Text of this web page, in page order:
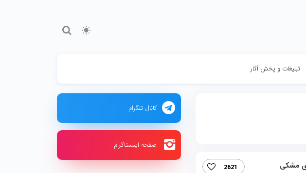
تبلیغات و پخش آثار
مشکی 2621
کانال تلگرام
صفحه اینستاگرام